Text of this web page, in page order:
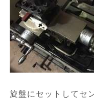
旋盤にセットしてセ